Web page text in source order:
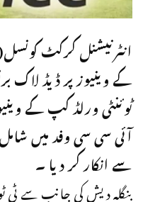
کے وینیوز پر ڈیڈ لاک
ٹوئنٹی ورلڈ کپ کے
آئی سی سی وفد میں شامل
سے انکار کر دیا ۔